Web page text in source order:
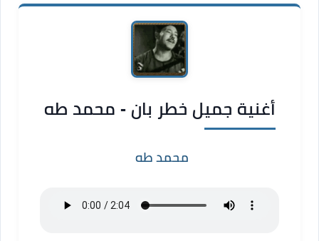
أغنية جميل خطر بان - محمد طه
محمد طه